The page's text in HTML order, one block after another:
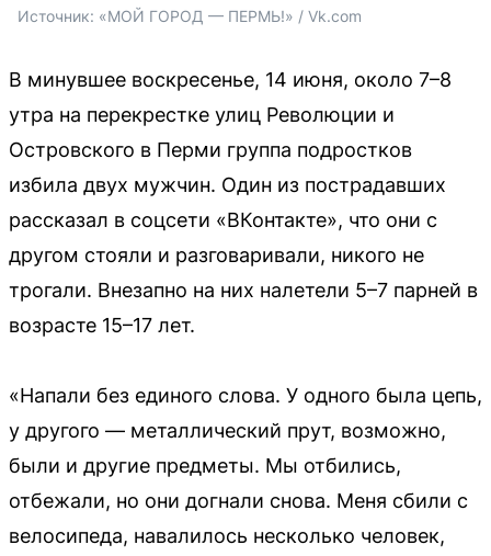
Источник: «МОЙ ГОРОД — ПЕРМЬ!» / Vk.com
В минувшее воскресенье, 14 июня, около 7–8
утра на перекрестке улиц Революции и
Островского в Перми группа подростков
избила двух мужчин. Один из пострадавших
рассказал в соцсети «ВКонтакте», что они с
другом стояли и разговаривали, никого не
трогали. Внезапно на них налетели 5–7 парней в
возрасте 15–17 лет.
«Напали без единого слова. У одного была цепь,
у другого — металлический прут, возможно,
были и другие предметы. Мы отбились,
отбежали, но они догнали снова. Меня сбили с
велосипеда, навалилось несколько человек,